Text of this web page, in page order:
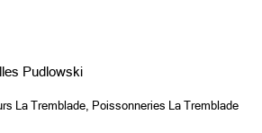
Pudlowski
La Tremblade, Poissonneries La Tremblade